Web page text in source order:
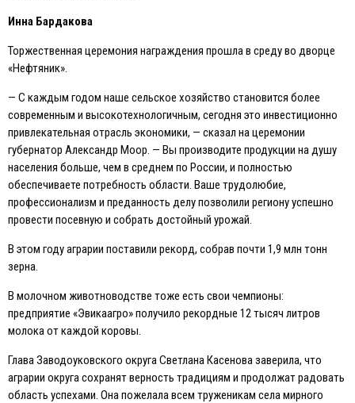
Инна Бардакова
Торжественная церемония награждения прошла в среду во дворце
«Нефтяник».
— С каждым годом наше сельское хозяйство становится более
современным и высокотехнологичным, сегодня это инвестиционно
привлекательная отрасль экономики, — сказал на церемонии
губернатор Александр Моор. — Вы производите продукции на душу
населения больше, чем в среднем по России, и полностью
обеспечиваете потребность области. Ваше трудолюбие,
профессионализм и преданность делу позволили региону успешно
провести посевную и собрать достойный урожай.
В этом году аграрии поставили рекорд, собрав почти 1,9 млн тонн
зерна.
В молочном животноводстве тоже есть свои чемпионы:
предприятие «Эвикаагро» получило рекордные 12 тысяч литров
молока от каждой коровы.
Глава Заводоуковского округа Светлана Касенова заверила, что
аграрии округа сохранят верность традициям и продолжат радовать
область успехами. Она пожелала всем труженикам села мирного